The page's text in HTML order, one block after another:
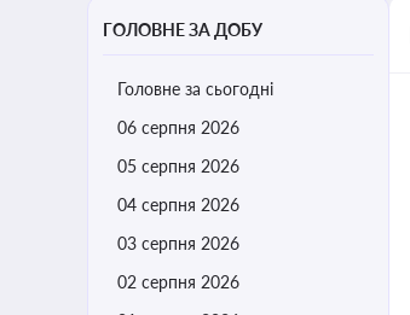
ГОЛОВНЕ ЗА ДОБУ
Головне за сьогодні
06 серпня 2026
05 серпня 2026
04 серпня 2026
03 серпня 2026
02 серпня 2026